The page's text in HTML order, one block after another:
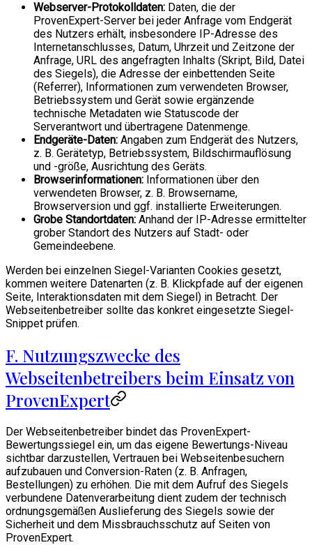
Webserver-Protokolldaten: Daten, die der
ProvenExpert-Server bei jeder Anfrage vom Endgerät
des Nutzers erhält, insbesondere IP-Adresse des
Internetanschlusses, Datum, Uhrzeit und Zeitzone der
Anfrage, URL des angefragten Inhalts (Skript, Bild, Datei
des Siegels), die Adresse der einbettenden Seite
(Referrer), Informationen zum verwendeten Browser,
Betriebssystem und Gerät sowie ergänzende
technische Metadaten wie Statuscode der
Serverantwort und übertragene Datenmenge.
Endgeräte-Daten: Angaben zum Endgerät des Nutzers,
z. B. Gerätetyp, Betriebssystem, Bildschirmauflösung
und -größe, Ausrichtung des Geräts.
Browserinformationen: Informationen über den
verwendeten Browser, z. B. Browsername,
Browserversion und ggf. installierte Erweiterungen.
Grobe Standortdaten: Anhand der IP-Adresse ermittelter
grober Standort des Nutzers auf Stadt- oder
Gemeindeebene.
Werden bei einzelnen Siegel-Varianten Cookies gesetzt,
kommen weitere Datenarten (z. B. Klickpfade auf der eigenen
Seite, Interaktionsdaten mit dem Siegel) in Betracht. Der
Webseitenbetreiber sollte das konkret eingesetzte Siegel-
Snippet prüfen.
F. Nutzungszwecke des
Webseitenbetreibers beim Einsatz von
ProvenExpert
Der Webseitenbetreiber bindet das ProvenExpert-
Bewertungssiegel ein, um das eigene Bewertungs-Niveau
sichtbar darzustellen, Vertrauen bei Webseitenbesuchern
aufzubauen und Conversion-Raten (z. B. Anfragen,
Bestellungen) zu erhöhen. Die mit dem Aufruf des Siegels
verbundene Datenverarbeitung dient zudem der technisch
ordnungsgemäßen Auslieferung des Siegels sowie der
Sicherheit und dem Missbrauchsschutz auf Seiten von
ProvenExpert.